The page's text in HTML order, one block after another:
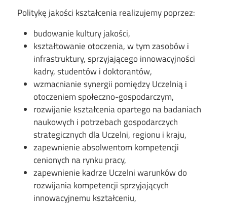
Politykę jakości kształcenia realizujemy poprzez:
budowanie kultury jakości,
kształtowanie otoczenia, w tym zasobów i
infrastruktury, sprzyjającego innowacyjności
kadry, studentów i doktorantów,
wzmacnianie synergii pomiędzy Uczelnią i
otoczeniem społeczno-gospodarczym,
rozwijanie kształcenia opartego na badaniach
naukowych i potrzebach gospodarczych
strategicznych dla Uczelni, regionu i kraju,
zapewnienie absolwentom kompetencji
cenionych na rynku pracy,
zapewnienie kadrze Uczelni warunków do
rozwijania kompetencji sprzyjających
innowacyjnemu kształceniu,